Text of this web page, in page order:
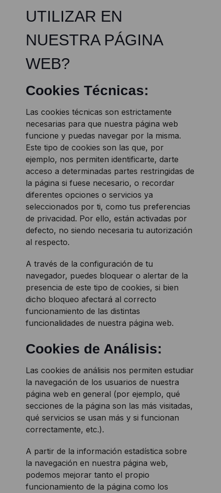
UTILIZAR EN
NUESTRA PÁGINA
WEB?
Cookies Técnicas:
Las cookies técnicas son estrictamente
necesarias para que nuestra página web
funcione y puedas navegar por la misma.
Este tipo de cookies son las que, por
ejemplo, nos permiten identificarte, darte
acceso a determinadas partes restringidas de
la página si fuese necesario, o recordar
diferentes opciones o servicios ya
seleccionados por ti, como tus preferencias
de privacidad. Por ello, están activadas por
defecto, no siendo necesaria tu autorización
al respecto.
A través de la configuración de tu
navegador, puedes bloquear o alertar de la
presencia de este tipo de cookies, si bien
dicho bloqueo afectará al correcto
funcionamiento de las distintas
funcionalidades de nuestra página web.
Cookies de Análisis:
Las cookies de análisis nos permiten estudiar
la navegación de los usuarios de nuestra
página web en general (por ejemplo, qué
secciones de la página son las más visitadas,
qué servicios se usan más y si funcionan
correctamente, etc.).
A partir de la información estadística sobre
la navegación en nuestra página web,
podemos mejorar tanto el propio
funcionamiento de la página como los